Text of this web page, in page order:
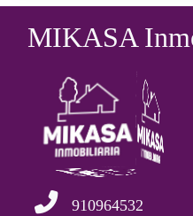
MIKASA
910964532